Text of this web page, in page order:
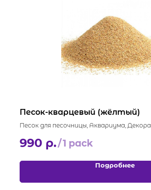
Песок-кварцевый (жёлтый)
Песок для песочницы, Аквариума, Декора.
990 р./1 pack
Подробнее